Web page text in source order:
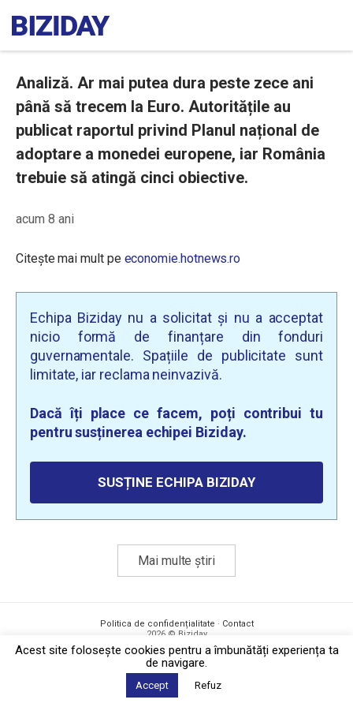
Analiză. Ar mai putea dura peste zece ani
până să trecem la Euro. Autoritățile au
publicat raportul privind Planul național de
adoptare a monedei europene, iar România
trebuie să atingă cinci obiective.
acum 8 ani
Citește mai mult pe economie.hotnews.ro
Echipa Biziday nu a solicitat și nu a acceptat
nicio formă de finanțare din fonduri
guvernamentale. Spațiile de publicitate sunt
limitate, iar reclama neinvazivă.
Dacă îți place ce facem, poți contribui tu
pentru susținerea echipei Biziday.
SUSȚINE ECHIPA BIZIDAY
Mai multe știri
Politica de confidențialitate · Contact
2026 © Biziday
Acest site foloseşte cookies pentru a îmbunătăți experiența ta
de navigare.
Accept Refuz